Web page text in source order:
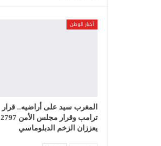
أخبار الوطن
المغرب سيد على أراضيه.. قرار
ترامب وقرار مجلس الأمن 2797
يعززان الزخم الدبلوماسي